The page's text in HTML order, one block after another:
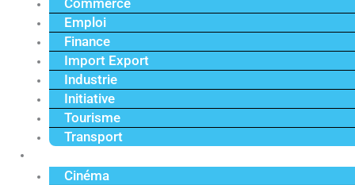
Commerce
Emploi
Finance
Import Export
Industrie
Initiative
Tourisme
Transport
Cinéma